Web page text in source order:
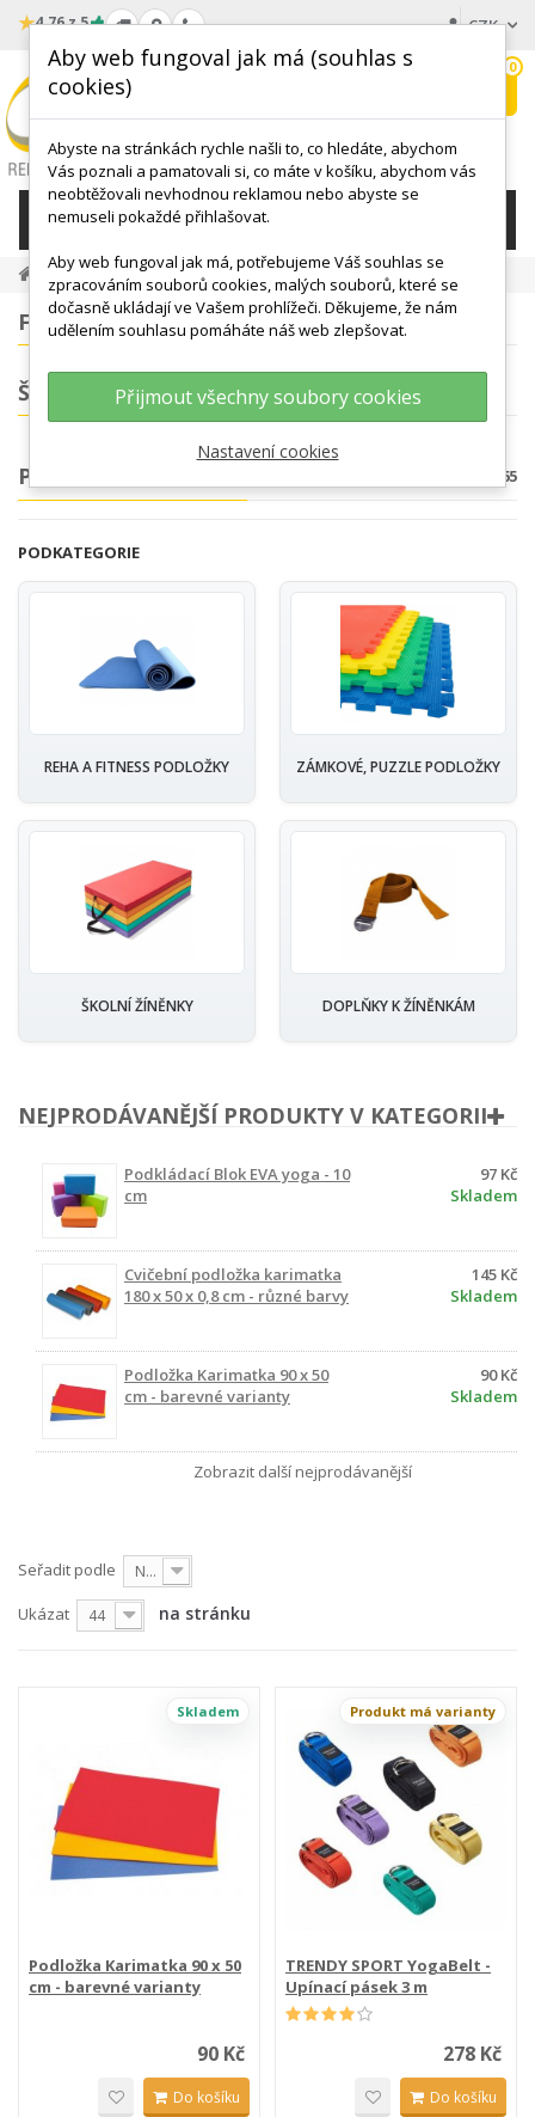
★4.76 z 5 CZK
wishlist
0
KATEGORIE
PODLOŽKY, ŽÍNĚNKY
FILTROVÁNÍ
ŠTÍTKY
PODLOŽKY, ŽÍNĚNKY Počet produktů: 65
PODKATEGORIE
REHA A FITNESS PODLOŽKY ZÁMKOVÉ, PUZZLE PODLOŽKY
ŠKOLNÍ ŽÍNĚNKY DOPLŇKY K ŽÍNĚNKÁM
NEJPRODÁVANĚJŠÍ PRODUKTY V KATEGORII
Podkládací Blok EVA yoga - 10
cm
97 Kč
Skladem
Cvičební podložka karimatka
180 x 50 x 0,8 cm - různé barvy
145 Kč
Skladem
Podložka Karimatka 90 x 50
cm - barevné varianty
90 Kč
Skladem
Zobrazit další nejprodávanější
Seřadit podle Nejprve produkty skladem
Ukázat 44 na stránku
Skladem
Podložka Karimatka 90 x 50
cm - barevné varianty
90 Kč
Do košíku
Produkt má varianty
TRENDY SPORT YogaBelt -
Upínací pásek 3 m
278 Kč
Do košíku
Aby web fungoval jak má (souhlas s
cookies)
Abyste na stránkách rychle našli to, co hledáte, abychom
Vás poznali a pamatovali si, co máte v košíku, abychom vás
neobtěžovali nevhodnou reklamou nebo abyste se
nemuseli pokaždé přihlašovat.
Aby web fungoval jak má, potřebujeme Váš souhlas se
zpracováním souborů cookies, malých souborů, které se
dočasně ukládají ve Vašem prohlížeči. Děkujeme, že nám
udělením souhlasu pomáháte náš web zlepšovat.
Přijmout všechny soubory cookies
Nastavení cookies